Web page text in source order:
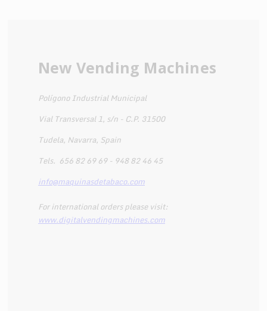
New Vending Machines
Polígono Industrial Municipal
Vial Transversal 1, s/n - C.P. 31500
Tudela, Navarra, Spain
Tels. 656 82 69 69 - 948 82 46 45
info@maquinasdetabaco.com
For international orders please visit:
www.digitalvendingmachines.com